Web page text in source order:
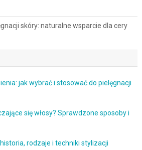
skóry: naturalne wsparcie dla cery
jak wybrać i stosować do pielęgnacji
się włosy? Sprawdzone sposoby i
rodzaje i techniki stylizacji